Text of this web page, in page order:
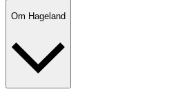
Om Hageland